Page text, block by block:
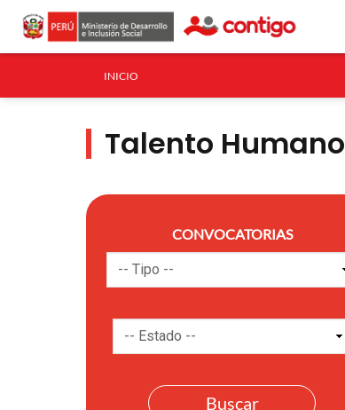
INICIO
Talento Humano
CONVOCATORIAS